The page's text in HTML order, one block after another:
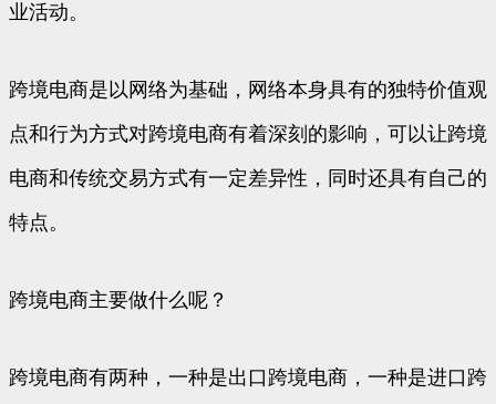
业活动。
跨境电商是以网络为基础，网络本身具有的独特价值观
点和行为方式对跨境电商有着深刻的影响，可以让跨境
电商和传统交易方式有一定差异性，同时还具有自己的
特点。
跨境电商主要做什么呢？
跨境电商有两种，一种是出口跨境电商，一种是进口跨